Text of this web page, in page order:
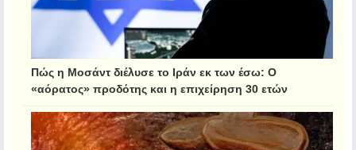
Πώς η Μοσάντ διέλυσε το Ιράν εκ των έσω: Ο
«αόρατος» προδότης και η επιχείρηση 30 ετών